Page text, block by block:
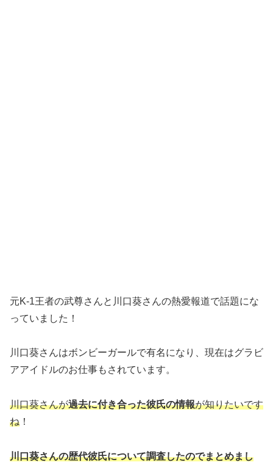
元K-1王者の武尊さんと川口葵さんの熱愛報道で話題にな
っていました！
川口葵さんはボンビーガールで有名になり、現在はグラビ
アアイドルのお仕事もされています。
川口葵さんが過去に付き合った彼氏の情報が知りたいです
ね ！
川口葵さんの歴代彼氏について調査したのでまとめまし